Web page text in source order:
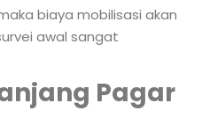
biaya mobilisasi akan
awal sangat
Pagar